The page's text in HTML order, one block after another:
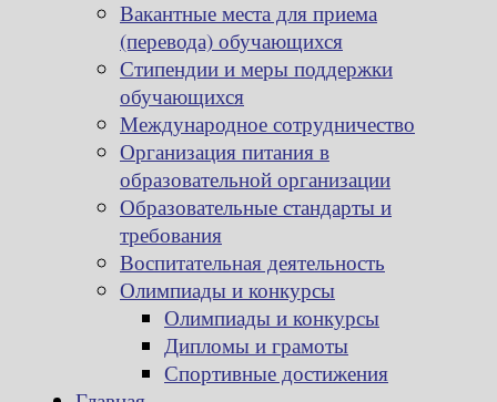
Вакантные места для приема
(перевода) обучающихся
Стипендии и меры поддержки
обучающихся
Международное сотрудничество
Организация питания в
образовательной организации
Образовательные стандарты и
требования
Воспитательная деятельность
Олимпиады и конкурсы
Олимпиады и конкурсы
Дипломы и грамоты
Спортивные достижения